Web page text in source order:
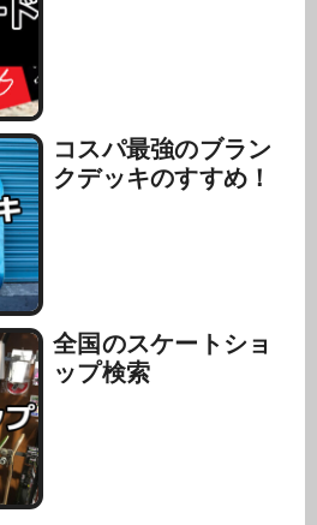
コスパ最強のブラン
クデッキのすすめ！
全国のスケートショ
ップ検索